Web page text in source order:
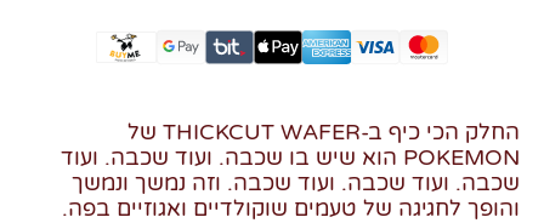
החלק הכי כיף ב-THICKCUT WAFER של
POKEMON הוא שיש בו שכבה. ועוד שכבה. ועוד
שכבה. ועוד שכבה. ועוד שכבה. וזה נמשך ונמשך
והופך לחגיגה של טעמים שוקולדיים ואגוזיים בפה.